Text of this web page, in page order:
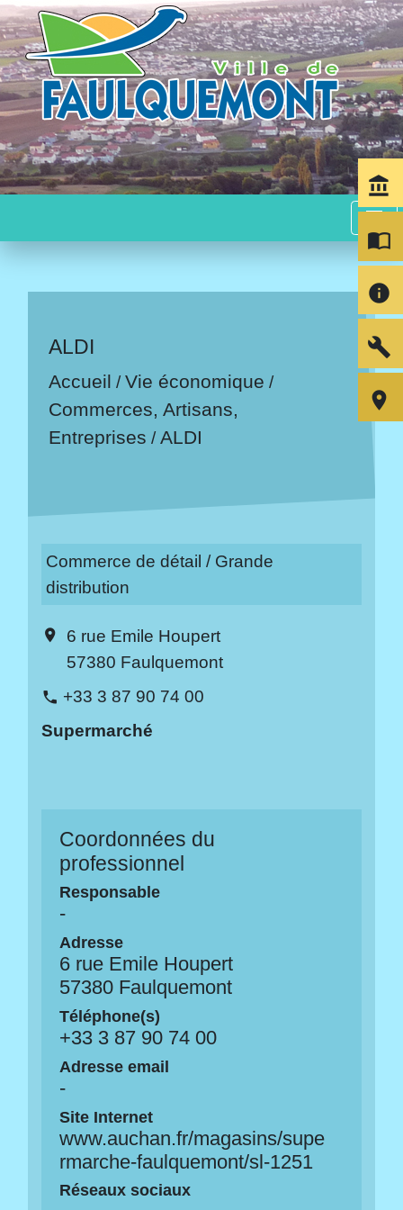
menu
ALDI
Accueil /Vie économique /
Commerces, Artisans,
Entreprises /ALDI
Commerce de détail / Grande
distribution
location_on
6 rue Emile Houpert
57380 Faulquemont
phone +33 3 87 90 74 00
Supermarché
Coordonnées du
professionnel
Responsable
-
Adresse
6 rue Emile Houpert
57380 Faulquemont
Téléphone(s)
+33 3 87 90 74 00
Adresse email
-
Site Internet
www.auchan.fr/magasins/supe
rmarche-faulquemont/sl-1251
Réseaux sociaux
account_balance
import_contacts
info
build
room